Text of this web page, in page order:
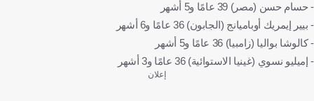
- حسام حسن (مصر) 39 عامًا و5 أشهر
- بيير إيمريك أوباميانج (الجابون) 36 عامًا و6 أشهر
- كالوشا بواليا (زامبيا) 36 عامًا و5 أشهر
- إميليو نسوي (غينيا الاستوائية) 36 عامًا و3 أشهر
إعلان